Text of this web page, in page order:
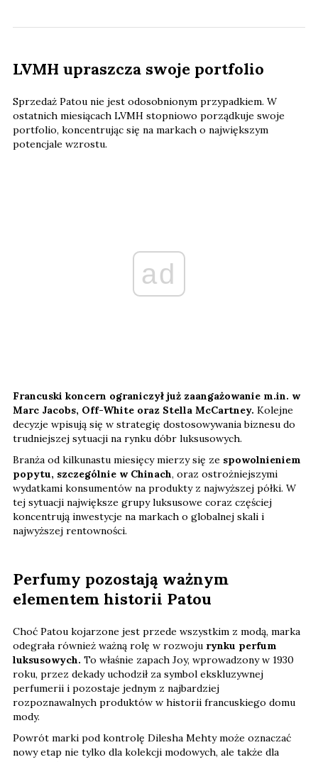
LVMH upraszcza swoje portfolio
Sprzedaż Patou nie jest odosobnionym przypadkiem. W
ostatnich miesiącach LVMH stopniowo porządkuje swoje
portfolio, koncentrując się na markach o największym
potencjale wzrostu.
ad
Francuski koncern ograniczył już zaangażowanie m.in. w
Marc Jacobs, Off-White oraz Stella McCartney. Kolejne
decyzje wpisują się w strategię dostosowywania biznesu do
trudniejszej sytuacji na rynku dóbr luksusowych.
Branża od kilkunastu miesięcy mierzy się ze spowolnieniem
popytu, szczególnie w Chinach, oraz ostrożniejszymi
wydatkami konsumentów na produkty z najwyższej półki. W
tej sytuacji największe grupy luksusowe coraz częściej
koncentrują inwestycje na markach o globalnej skali i
najwyższej rentowności.
Perfumy pozostają ważnym
elementem historii Patou
Choć Patou kojarzone jest przede wszystkim z modą, marka
odegrała również ważną rolę w rozwoju rynku perfum
luksusowych. To właśnie zapach Joy, wprowadzony w 1930
roku, przez dekady uchodził za symbol ekskluzywnej
perfumerii i pozostaje jednym z najbardziej
rozpoznawalnych produktów w historii francuskiego domu
mody.
Powrót marki pod kontrolę Dilesha Mehty może oznaczać
nowy etap nie tylko dla kolekcji modowych, ale także dla